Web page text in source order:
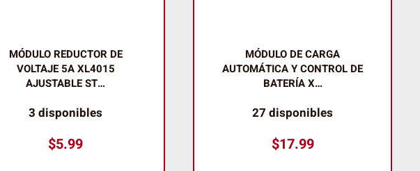
MÓDULO REDUCTOR DE
VOLTAJE 5A XL4015
AJUSTABLE ST…
3 disponibles
$5.99
MÓDULO DE CARGA
AUTOMÁTICA Y CONTROL DE
BATERÍA X…
27 disponibles
$17.99